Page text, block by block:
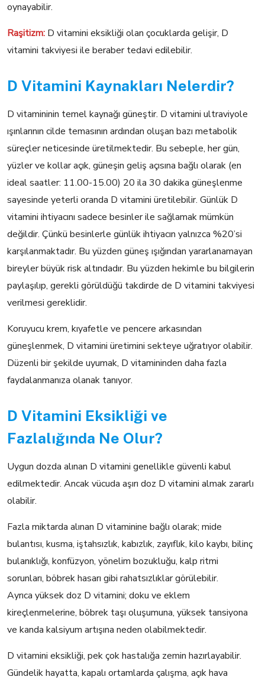
oynayabilir.
Raşitizm: D vitamini eksikliği olan çocuklarda gelişir, D
vitamini takviyesi ile beraber tedavi edilebilir.
D Vitamini Kaynakları Nelerdir?
D vitamininin temel kaynağı güneştir. D vitamini ultraviyole
ışınlarının cilde temasının ardından oluşan bazı metabolik
süreçler neticesinde üretilmektedir. Bu sebeple, her gün,
yüzler ve kollar açık, güneşin geliş açısına bağlı olarak (en
ideal saatler: 11.00-15.00) 20 ila 30 dakika güneşlenme
sayesinde yeterli oranda D vitamini üretilebilir. Günlük D
vitamini ihtiyacını sadece besinler ile sağlamak mümkün
değildir. Çünkü besinlerle günlük ihtiyacın yalnızca %20’si
karşılanmaktadır. Bu yüzden güneş ışığından yararlanamayan
bireyler büyük risk altındadır. Bu yüzden hekimle bu bilgilerin
paylaşılıp, gerekli görüldüğü takdirde de D vitamini takviyesi
verilmesi gereklidir.
Koruyucu krem, kıyafetle ve pencere arkasından
güneşlenmek, D vitamini üretimini sekteye uğratıyor olabilir.
Düzenli bir şekilde uyumak, D vitamininden daha fazla
faydalanmanıza olanak tanıyor.
D Vitamini Eksikliği ve
Fazlalığında Ne Olur?
Uygun dozda alınan D vitamini genellikle güvenli kabul
edilmektedir. Ancak vücuda aşırı doz D vitamini almak zararlı
olabilir.
Fazla miktarda alınan D vitaminine bağlı olarak; mide
bulantısı, kusma, iştahsızlık, kabızlık, zayıflık, kilo kaybı, bilinç
bulanıklığı, konfüzyon, yönelim bozukluğu, kalp ritmi
sorunları, böbrek hasarı gibi rahatsızlıklar görülebilir.
Ayrıca yüksek doz D vitamini; doku ve eklem
kireçlenmelerine, böbrek taşı oluşumuna, yüksek tansiyona
ve kanda kalsiyum artışına neden olabilmektedir.
D vitamini eksikliği, pek çok hastalığa zemin hazırlayabilir.
Gündelik hayatta, kapalı ortamlarda çalışma, açık hava